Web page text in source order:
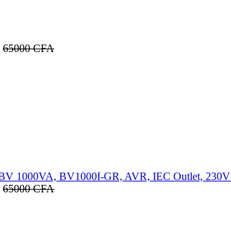
65000CFA
1000VA, BV1000I-GR, AVR, IEC Outlet, 230V
65000CFA